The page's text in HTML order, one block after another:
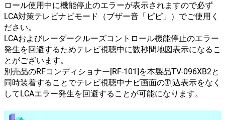
ロール使用中に機能停止のエラーが表示されますので必ず
LCA対策テレビナビモード（ブザー音「ピピ」）でご使用く
ださい。
LCAおよびレーダークルーズコントロール機能停止のエラー
発生を回避するためテレビ視聴中に数秒間地図表示になるこ
とがございます。
別売品のRFコンディショナー[RF-101]を本製品TV-096XB2と
同時装着することでテレビ視聴中ナビ画面の割込表示をなく
してLCAエラー発生を回避することが可能になります。